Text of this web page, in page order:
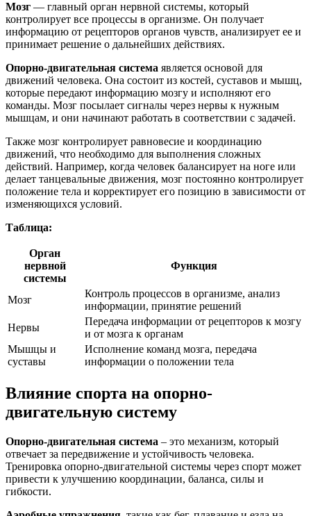
Мозг — главный орган нервной системы, который
контролирует все процессы в организме. Он получает
информацию от рецепторов органов чувств, анализирует ее и
принимает решение о дальнейших действиях.
Опорно-двигательная система является основой для
движений человека. Она состоит из костей, суставов и мышц,
которые передают информацию мозгу и исполняют его
команды. Мозг посылает сигналы через нервы к нужным
мышцам, и они начинают работать в соответствии с задачей.
Также мозг контролирует равновесие и координацию
движений, что необходимо для выполнения сложных
действий. Например, когда человек балансирует на ноге или
делает танцевальные движения, мозг постоянно контролирует
положение тела и корректирует его позицию в зависимости от
изменяющихся условий.
Таблица:
Орган
нервной
системы
Функция
Мозг
Контроль процессов в организме, анализ
информации, принятие решений
Нервы
Передача информации от рецепторов к мозгу
и от мозга к органам
Мышцы и
суставы
Исполнение команд мозга, передача
информации о положении тела
Влияние спорта на опорно-
двигательную систему
Опорно-двигательная система – это механизм, который
отвечает за передвижение и устойчивость человека.
Тренировка опорно-двигательной системы через спорт может
привести к улучшению координации, баланса, силы и
гибкости.